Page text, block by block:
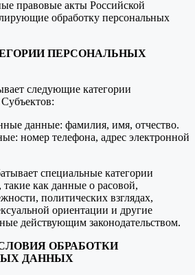
правовые акты Российской
обработку персональных
ПЕРСОНАЛЬНЫХ
следующие категории
данные: фамилия, имя, отчество.
номер телефона, адрес электронной
специальные категории
как данные о расовой,
политических взглядах,
ориентации и другие
действующим законодательством.
ОБРАБОТКИ
ДАННЫХ